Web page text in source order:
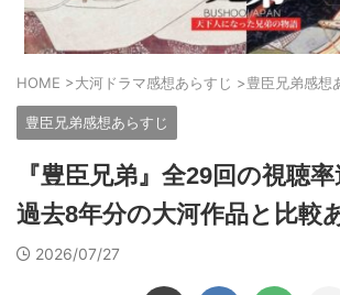
HOME >大河ドラマ感想あらすじ >豊臣兄弟感想
豊臣兄弟感想あらすじ
『豊臣兄弟』全29回の視聴
過去8年分の大河作品と比較
2026/07/27